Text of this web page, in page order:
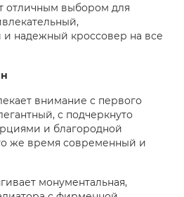
отличным выбором для
и надежный кроссовер на все
внимание с первого
с подчеркнуто
и благородной
же время современный и
монументальная,